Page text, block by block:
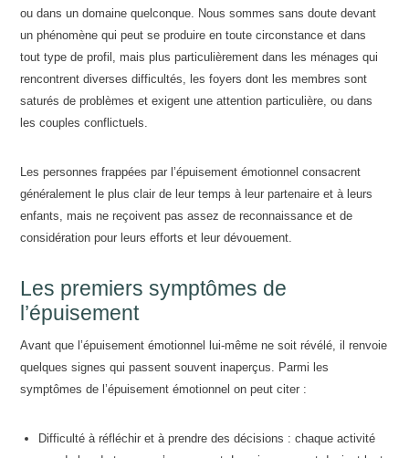
ou dans un domaine quelconque. Nous sommes sans doute devant
un phénomène qui peut se produire en toute circonstance et dans
tout type de profil, mais plus particulièrement dans les ménages qui
rencontrent diverses difficultés, les foyers dont les membres sont
saturés de problèmes et exigent une attention particulière, ou dans
les couples conflictuels.
Les personnes frappées par l’épuisement émotionnel consacrent
généralement le plus clair de leur temps à leur partenaire et à leurs
enfants, mais ne reçoivent pas assez de reconnaissance et de
considération pour leurs efforts et leur dévouement.
Les premiers symptômes de
l’épuisement
Avant que l’épuisement émotionnel lui-même ne soit révélé, il renvoie
quelques signes qui passent souvent inaperçus. Parmi les
symptômes de l’épuisement émotionnel on peut citer :
Difficulté à réfléchir et à prendre des décisions : chaque activité